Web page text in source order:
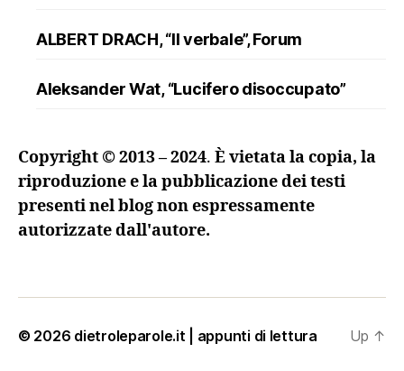
ALBERT DRACH, “Il verbale”, Forum
Aleksander Wat, “Lucifero disoccupato”
ranuncolo”, Oscar Mondadori
Andreev, “Lazzaro e altre novelle”
Angelo Maria Ripellino, “Il trucco e l’anima. I
Copyright © 2013 – 2024. È vietata la copia, la
riproduzione e la pubblicazione dei testi
presenti nel blog non espressamente
autorizzate dall'autore.
© 2026 dietroleparole.it | appunti di lettura Up ↑